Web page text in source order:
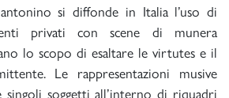
si diffonde in Italia l’uso di
privati con scene di munera
lo scopo di esaltare le virtutes e il
Le rappresentazioni musive
singoli soggetti all’interno di riquadri